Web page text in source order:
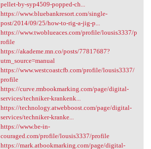
pellet-by-syp4509-popped-ch...
https://www.bluebankresort.com/single-
post/2014/09/25/how-to-rig-a-jig-p...
https://www.twoblueaces.com/profile/lousis3337/p
rofile
https://akademe.mn.co/posts/77817687?
utm_source=manual
https://www.westcoastcfb.com/profile/lousis3337/
profile
https://curve.rmbookmarking.com/page/digital-
services/techniker-krankenk...
https://technology.atwebboost.com/page/digital-
services/techniker-kranke...
https://www.be-in-
couraged.com/profile/lousis3337/profile
https://mark.atbookmarking.com/page/digital-